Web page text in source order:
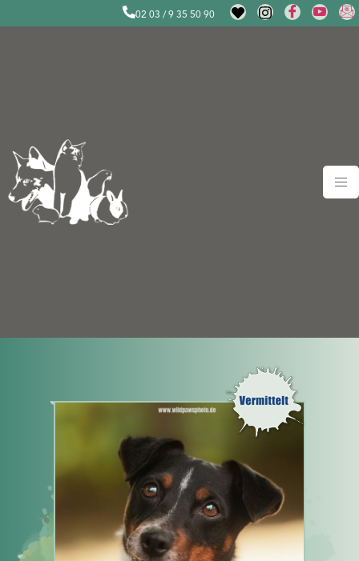
02 03 / 9 35 50 90